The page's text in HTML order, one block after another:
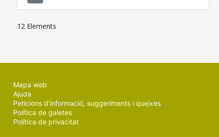
12 Elements
Mapa web
Ajuda
Peticions d'informació, suggeriments i queixes
Política de galetes
Política de privacitat